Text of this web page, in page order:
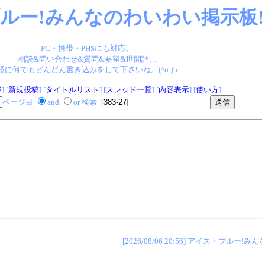
ー!みんなのわいわい掲示
PC・携帯・PHSにも対応。
相談&問い合わせ&質問&要望&世間話…
に何でもどんどん書き込みをして下さいね。(^o-)b
] [新規投稿] [タイトルリスト ] [スレッド一覧] [内容表示] [使い方]
ページ目 and or 検索
[2026/08/06 20:56] アイス・ブルー!み